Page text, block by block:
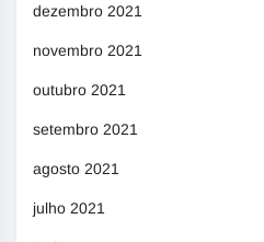
dezembro 2021
novembro 2021
outubro 2021
setembro 2021
agosto 2021
julho 2021